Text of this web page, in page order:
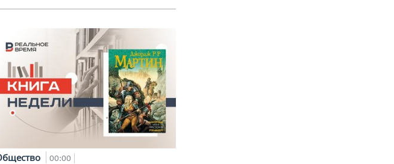
00:00